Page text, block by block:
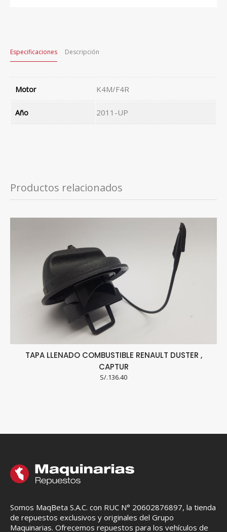
Especificaciones Descripción
Motor K4M/F4R
Año 2011-UP
Productos relacionados
TAPA LLENADO COMBUSTIBLE RENAULT DUSTER ,
CAPTUR
S/.136.40
Somos MaqBeta S.A.C. con RUC N° 20602876897, la tienda
de repuestos exclusivos y originales del Grupo
Maquinarias. Ofrecemos repuestos para los vehículos de